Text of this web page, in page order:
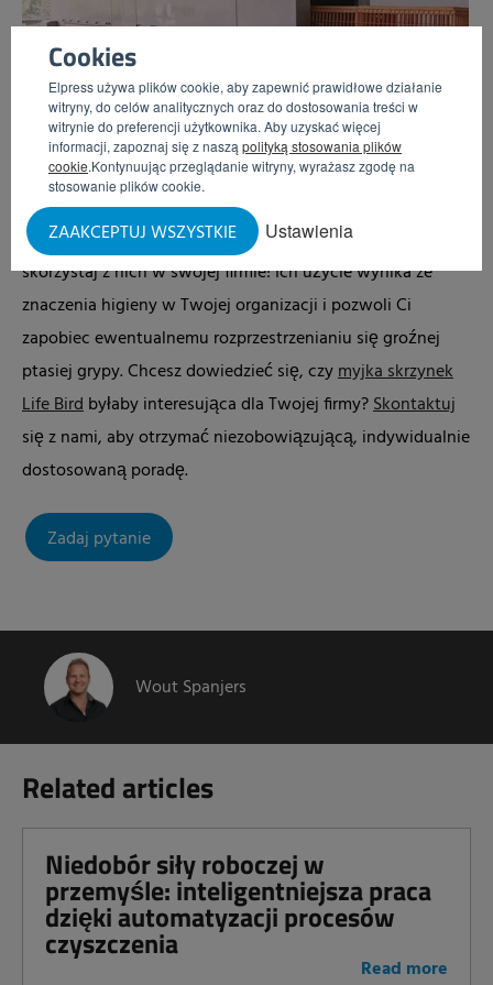
Cookies
Elpress używa plików cookie, aby zapewnić prawidłowe działanie
witryny, do celów analitycznych oraz do dostosowania treści w
witrynie do preferencji użytkownika. Aby uzyskać więcej
informacji, zapoznaj się z naszą polityką stosowania plików
cookie.Kontynuując przeglądanie witryny, wyrażasz zgodę na
stosowanie plików cookie.
Ustawienia
ZAAKCEPTUJ WSZYSTKIE
WIĘCEJ INFORMACJI
Dowiedz się tu więcej o myjkach skrzynek Life Bird
skorzystaj z nich w swojej firmie! Ich użycie wynika ze
znaczenia higieny w Twojej organizacji i pozwoli Ci
zapobiec ewentualnemu rozprzestrzenianiu się groźnej
ptasiej grypy. Chcesz dowiedzieć się, czymyjka skrzynek
Life Birdbyłaby interesująca dla Twojej firmy?Skontaktuj
się z nami, aby otrzymać niezobowiązującą, indywidualnie
dostosowaną poradę.
Zadaj pytanie
Wout Spanjers
Related articles
Niedobór siły roboczej w
przemyśle: inteligentniejsza praca
dzięki automatyzacji procesów
czyszczenia
Read more